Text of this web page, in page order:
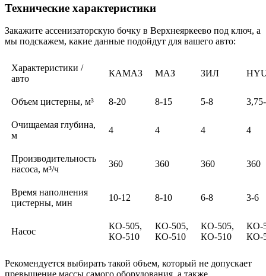
Технические характеристики
Закажите ассенизаторскую бочку в Верхнеяркеево под ключ, а
мы подскажем, какие данные подойдут для вашего авто:
Характеристики /
авто
КАМАЗ МАЗ ЗИЛ
Объем цистерны, м³ 8-20 8-15 5-8
Очищаемая глубина,
м
4 4 4 4
Производительность
насоса, м³/ч
360 360 360 360
Время наполнения
цистерны, мин
10-12 8-10 6-8 3-6
Насос
КО-505,
КО-510
КО-505,
КО-510
КО-505,
КО-510
КО-
КО-
Рекомендуется выбирать такой объем, который не допускает